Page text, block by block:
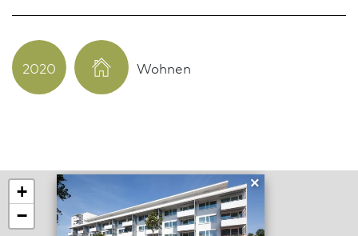
2020 Wohnen
×
+
−